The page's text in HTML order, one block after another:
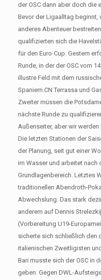
der OSC dann aber doch die
Bevor der Ligaalltag beginnt,
anderes Abenteuer
qualifizierten sich die
für den Euro-Cup. Gestern
Runde, in der der OSC vom
illustre Feld mit dem
Spaniern CN Terrassa und
Zweiter müssen die
nächste Runde zu
Außenseiter, aber wir
Die letzten Stationen der
der Planung, seit gut einer
im Wasser und arbeitet nach
Grundlagenbereich. Letztes
traditionellen Abendroth-
Abwechslung. Das stark
anderem auf Dennis
(Vorbereitung U19-
sicherte sich schließlich den
italienischen Zweitligisten
Bari musste sich der OSC in
geben. Gegen DWL-